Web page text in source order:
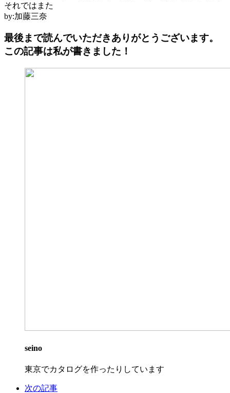
それではまた
by:加藤三奈
最後まで読んでいただきありがとうございます。
この記事は私が書きました！
seino
東京でカタログを作ったりしています
次の記事